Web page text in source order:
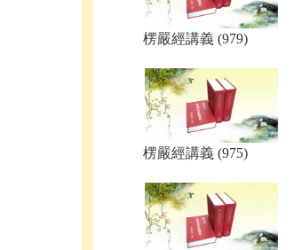
楞嚴經講義 (979)
楞嚴經講義 (975)